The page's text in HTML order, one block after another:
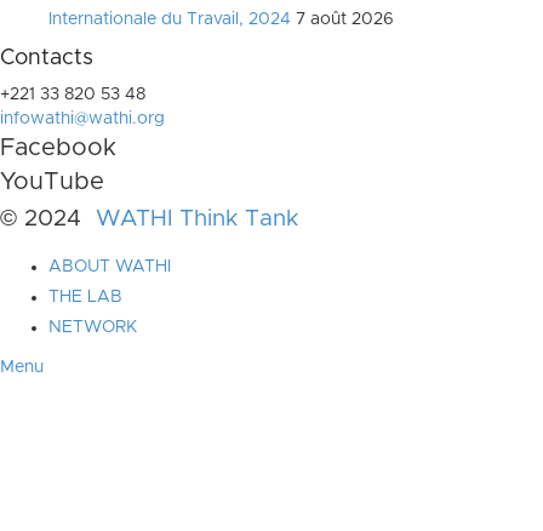
Internationale du Travail, 2024 7 août 2026
Contacts
+221 33 820 53 48
infowathi@wathi.org
Facebook
YouTube
© 2024 WATHI Think Tank
ABOUT WATHI
THE LAB
NETWORK
Menu